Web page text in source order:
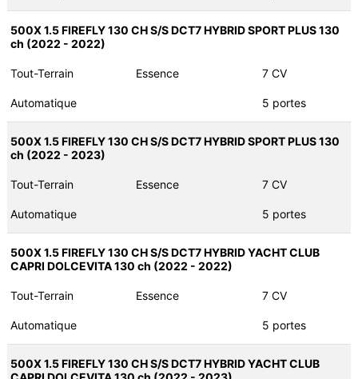
500X 1.5 FIREFLY 130 CH S/S DCT7 HYBRID SPORT PLUS 130
ch (2022 - 2022)
Tout-Terrain Essence 7 CV
Automatique 5 portes
500X 1.5 FIREFLY 130 CH S/S DCT7 HYBRID SPORT PLUS 130
ch (2022 - 2023)
Tout-Terrain Essence 7 CV
Automatique 5 portes
500X 1.5 FIREFLY 130 CH S/S DCT7 HYBRID YACHT CLUB
CAPRI DOLCEVITA 130 ch (2022 - 2022)
Tout-Terrain Essence 7 CV
Automatique 5 portes
500X 1.5 FIREFLY 130 CH S/S DCT7 HYBRID YACHT CLUB